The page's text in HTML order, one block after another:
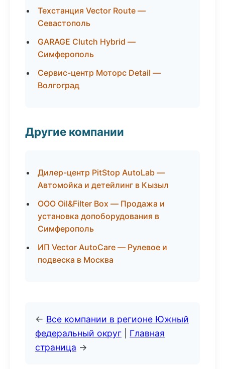
Техстанция Vector Route —
Севастополь
GARAGE Clutch Hybrid —
Симферополь
Сервис-центр Моторс Detail —
Волгоград
Другие компании
Дилер-центр PitStop AutoLab —
Автомойка и детейлинг в Кызыл
ООО Oil&Filter Box — Продажа и
установка допоборудования в
Симферополь
ИП Vector AutoCare — Рулевое и
подвеска в Москва
← Все компании в регионе Южный
федеральный округ
Главная
страница →